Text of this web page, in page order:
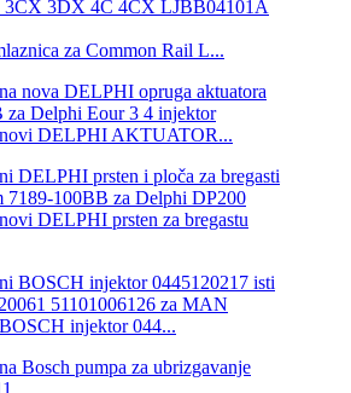
za Common Rail L...
DELPHI AKTUATOR...
DELPHI prsten za bregastu
injektor 044...